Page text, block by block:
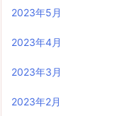
2023年5月
2023年4月
2023年3月
2023年2月